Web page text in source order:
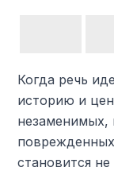
Когда речь
историю и
незаменимых,
становится